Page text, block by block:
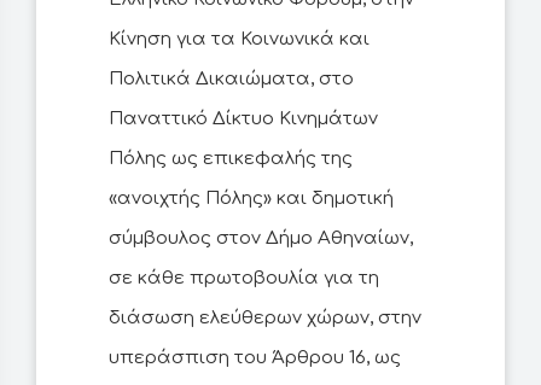
Κίνηση για τα Κοινωνικά και
Πολιτικά Δικαιώματα, στο
Παναττικό Δίκτυο Κινημάτων
Πόλης ως επικεφαλής της
«ανοιχτής Πόλης» και δημοτική
σύμβουλος στον Δήμο Αθηναίων,
σε κάθε πρωτοβουλία για τη
διάσωση ελεύθερων χώρων, στην
υπεράσπιση του Άρθρου 16, ως